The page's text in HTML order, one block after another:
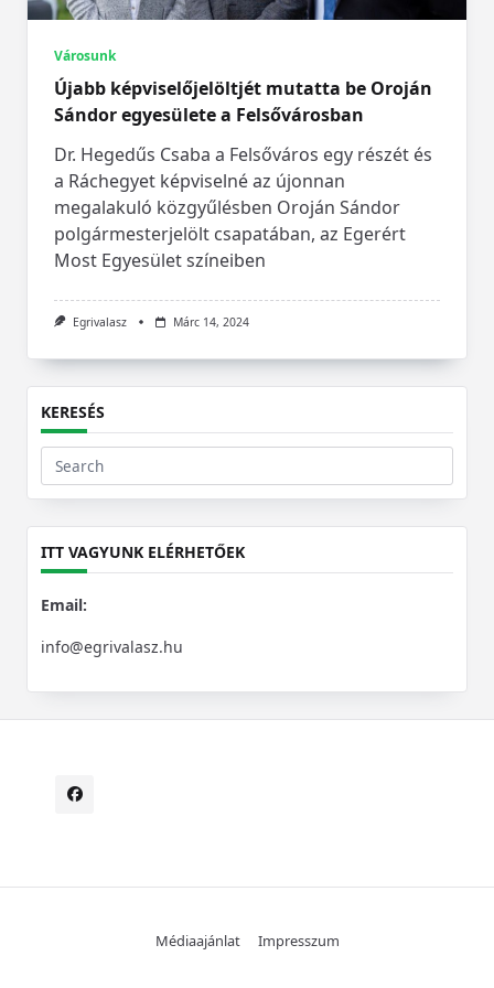
Városunk
Újabb képviselőjelöltjét mutatta be Oroján
Sándor egyesülete a Felsővárosban
Dr. Hegedűs Csaba a Felsőváros egy részét és
a Ráchegyet képviselné az újonnan
megalakuló közgyűlésben Oroján Sándor
polgármesterjelölt csapatában, az Egerért
Most Egyesület színeiben
Egrivalasz Márc 14, 2024
KERESÉS
Search
for:
ITT VAGYUNK ELÉRHETŐEK
Email:
info@egrivalasz.hu
Médiaajánlat Impresszum